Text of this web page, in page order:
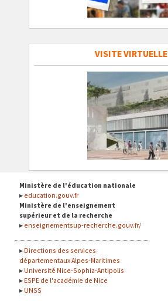
VISITE VIRTUELLE
Ministère de l'éducation nationale
education.gouv.fr
Ministère de l'enseignement
supérieur et de la recherche
enseignementsup-recherche.gouv.fr/
Directions des services
départementaux Alpes-Maritimes
Université Nice-Sophia-Antipolis
ESPE de l'académie de Nice
UNSS